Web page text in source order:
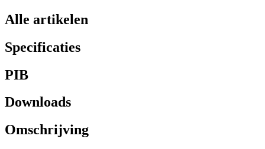
Alle artikelen
Specificaties
PIB
Downloads
Omschrijving